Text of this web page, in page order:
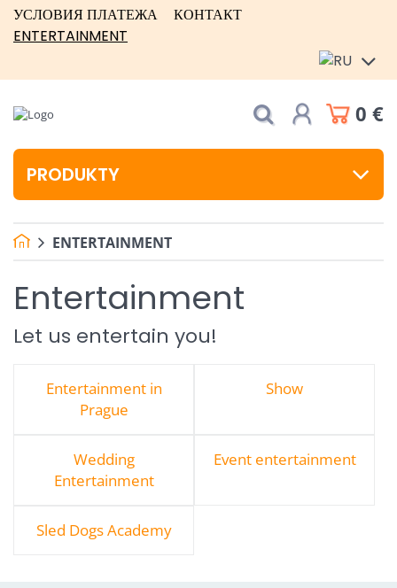
УСЛОВИЯ ПЛАТЕЖА
КОНТАКТ
ENTERTAINMENT
0 €
PRODUKTY
ENTERTAINMENT
Entertainment
Let us entertain you!
Entertainment in
Prague
Show
Wedding
Entertainment
Event entertainment
Sled Dogs Academy